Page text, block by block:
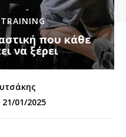
TRAINING
που κάθε
να ξέρει
21/01/2025